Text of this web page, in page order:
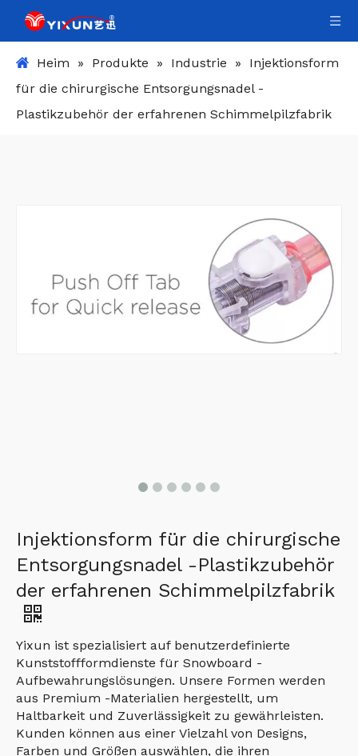
Heim » Produkte » Industrie »
Injektionsform
für die chirurgische Entsorgungsnadel -
Plastikzubehör der erfahrenen Schimmelpilzfabrik
Injektionsform für die chirurgische
Entsorgungsnadel -Plastikzubehör
der erfahrenen Schimmelpilzfabrik
Yixun ist spezialisiert auf benutzerdefinierte
Kunststoffformdienste für Snowboard -
Aufbewahrungslösungen. Unsere Formen werden
aus Premium -Materialien hergestellt, um
Haltbarkeit und Zuverlässigkeit zu gewährleisten.
Kunden können aus einer Vielzahl von Designs,
Farben und Größen auswählen, die ihren